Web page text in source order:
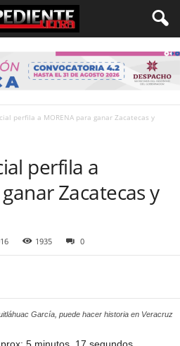
perfila a MORENA para ganar Zacatecas y
perfila a
Zacatecas y
1935 0
García, puede hacer historia en Veracruz